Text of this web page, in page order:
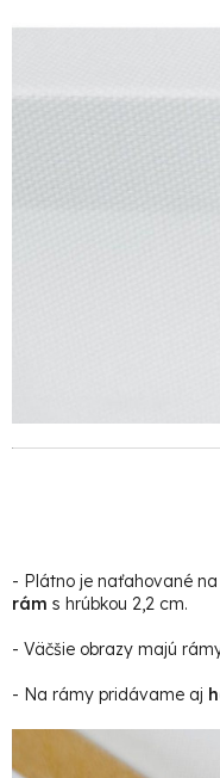
- Plátno je naťahované
rám s hrúbkou 2,2 cm.
- Väčšie obrazy majú
- Na rámy pridávame aj